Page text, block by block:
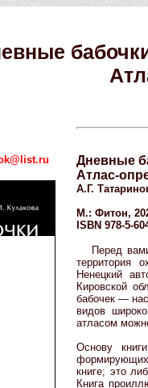
Дневные
Атлас-
А.Г.
М.: Фитон,
ISBN 978-5-
Перед
территория
Ненецкий
Кировской
бабочек —
видов
атласом
Основу
формирующих
книге; это
Книга